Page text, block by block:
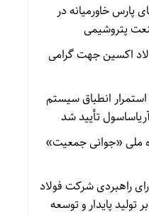
خاورمیانه در
پتروشیمی
اکسین جهت گرامی
انطباق سیستم
تأیید شد
ملی «جوانی جمعیت»
راهبردی شرکت فولاد
تولید پایدار و توسعه